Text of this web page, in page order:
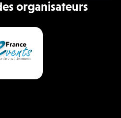
organisateurs